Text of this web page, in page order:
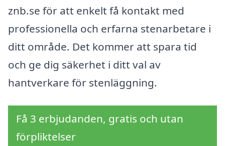
znb.se för att enkelt få kontakt med
professionella och erfarna stenarbetare i
ditt område. Det kommer att spara tid
och ge dig säkerhet i ditt val av
hantverkare för stenläggning.
Få 3 erbjudanden, gratis och utan
förpliktelser